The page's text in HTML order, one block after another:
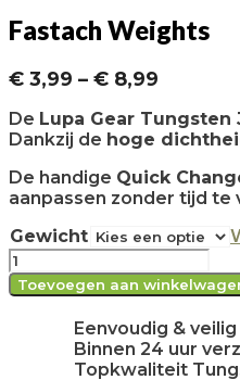
Fastach Weights
€ 3,99 – € 8,99
tot
€ 8,99
De Lupa Gear Tungsten
Dankzij de hoge
De handige Quick
aanpassen zonder tijd te
Gewicht
Fastach
Weights
hoeveelheid
Toevoegen aan
Eenvoudig &
Binnen 24 uur
Topkwaliteit